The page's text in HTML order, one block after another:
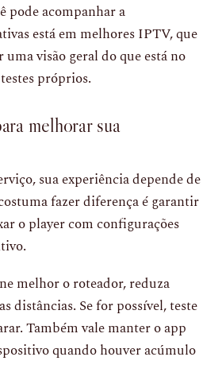
pode acompanhar a
está em melhores IPTV, que
visão geral do que está no
próprios.
melhorar sua
sua experiência depende de
fazer diferença é garantir
o player com configurações
melhor o roteador, reduza
distâncias. Se for possível, teste
Também vale manter o app
quando houver acúmulo